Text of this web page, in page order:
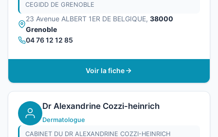
CEGIDD DE GRENOBLE
23 Avenue ALBERT 1ER DE BELGIQUE, 38000
Grenoble
04 76 12 12 85
Voir la fiche
Dr Alexandrine Cozzi-heinrich
Dermatologue
CABINET DU DR ALEXANDRINE COZZI-HEINRICH